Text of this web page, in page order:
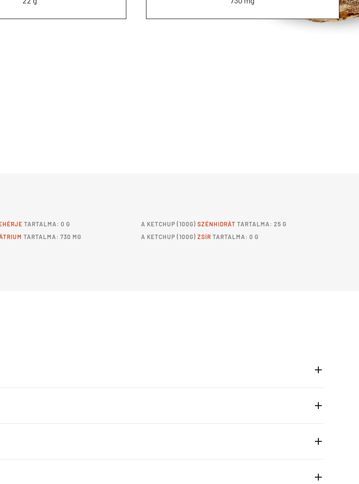
TARTALMA: 0 G
TARTALMA: 730 MG
A KETCHUP (100G) SZÉNHIDRÁT TARTALMA: 25 G
A KETCHUP (100G) ZSÍR TARTALMA: 0 G